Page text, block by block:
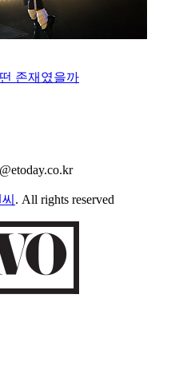
존재였을까
. All rights reserved